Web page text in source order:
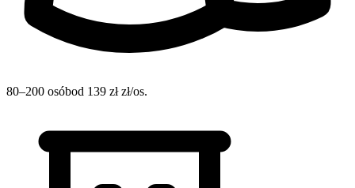
80–200 osóbod 139 zł zł/os.